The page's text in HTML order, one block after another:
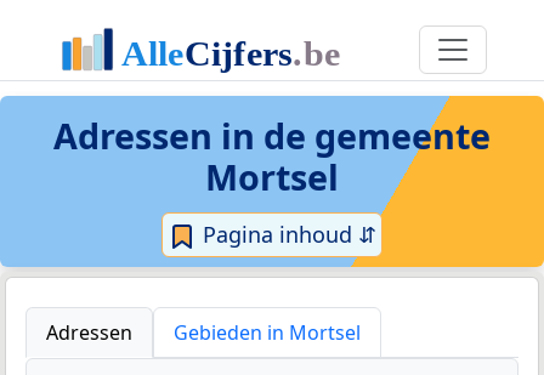
Adressen in de gemeente
Mortsel
Pagina inhoud ⇵
Adressen Gebieden in Mortsel